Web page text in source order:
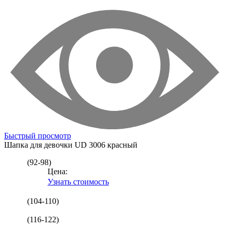
Быстрый просмотр
Шапка для девочки UD 3006 красный
(92-98)
Цена:
Узнать стоимость
(104-110)
(116-122)